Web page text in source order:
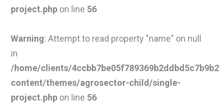
project.php on line 56
Warning: Attempt to read property "name" on null
in
/home/clients/
content/themes/agrosector-child/single-
project.php on line 56